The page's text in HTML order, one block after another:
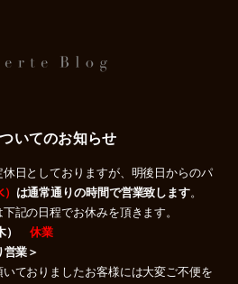
いてのお知らせ
日としておりますが、明後日からのパ
は通常通りの時間で営業致します。
記の日程でお休みを頂きます。
木）休業
業＞
ておりましたお客様には大変ご不便を